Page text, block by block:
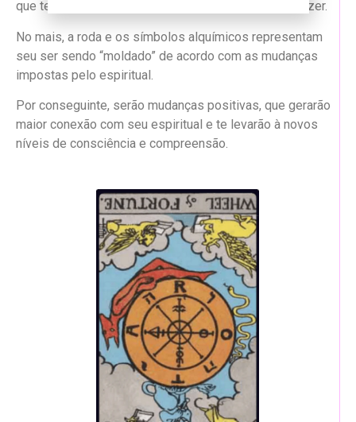
que te acompanham, sendo eles “fixos” por assim dizer.
No mais, a roda e os símbolos alquímicos representam
seu ser sendo “moldado” de acordo com as mudanças
impostas pelo espiritual.
Por conseguinte, serão mudanças positivas, que gerarão
maior conexão com seu espiritual e te levarão à novos
níveis de consciência e compreensão.